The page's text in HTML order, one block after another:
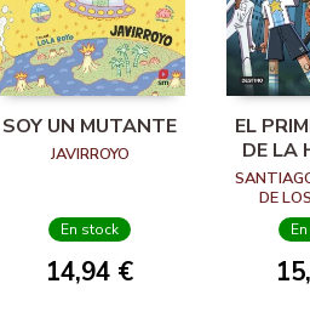
SOY UN MUTANTE
JAVIRROYO
En stock
14,94 €
EL
DE LA
DE